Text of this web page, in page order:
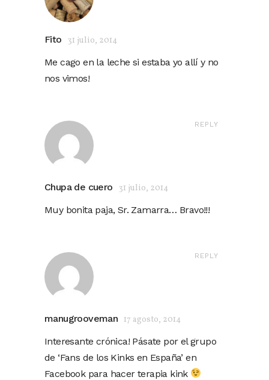
Fito
31 julio, 2014
Me cago en la leche si estaba yo allí y no
nos vimos!
REPLY
Chupa de cuero
31 julio, 2014
Muy bonita paja, Sr. Zamarra… Bravo!!!
REPLY
manugrooveman 17 agosto, 2014
Interesante crónica! Pásate por el grupo
de ‘Fans de los Kinks en España’ en
Facebook para hacer terapia kink